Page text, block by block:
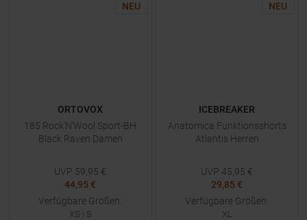
NEU
ORTOVOX
185 Rock'N'Wool Sport-BH
Black Raven Damen
UVP 59,95 €
44,95 €
Verfügbare Größen:
XS | S
NEU
ICEBREAKER
Anatomica Funktionsshorts
Atlantis Herren
UVP 45,95 €
29,85 €
Verfügbare Größen:
XL